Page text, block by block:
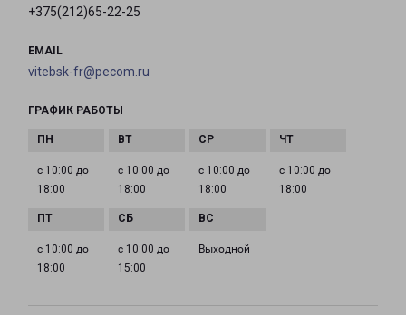
+375(212)65-22-25
EMAIL
vitebsk-fr@pecom.ru
ГРАФИК РАБОТЫ
с 10:00 до
18:00
с 10:00 до
18:00
с 10:00 до
18:00
с 10:00 до
18:00
с 10:00 до
18:00
с 10:00 до
15:00
Выходной